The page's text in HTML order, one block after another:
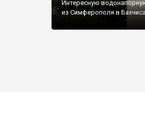
Интересную
из Симферополя в